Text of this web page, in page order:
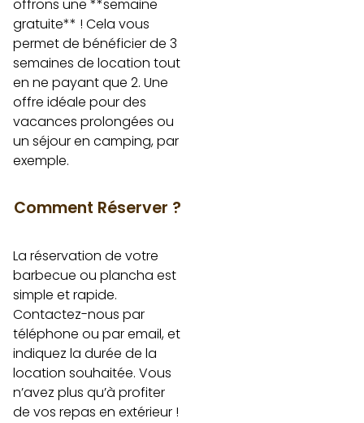
offrons une **semaine
gratuite** ! Cela vous
permet de bénéficier de 3
semaines de location tout
en ne payant que 2. Une
offre idéale pour des
vacances prolongées ou
un séjour en camping, par
exemple.
Comment Réserver ?
La réservation de votre
barbecue ou plancha est
simple et rapide.
Contactez-nous par
téléphone ou par email, et
indiquez la durée de la
location souhaitée. Vous
n’avez plus qu’à profiter
de vos repas en extérieur !